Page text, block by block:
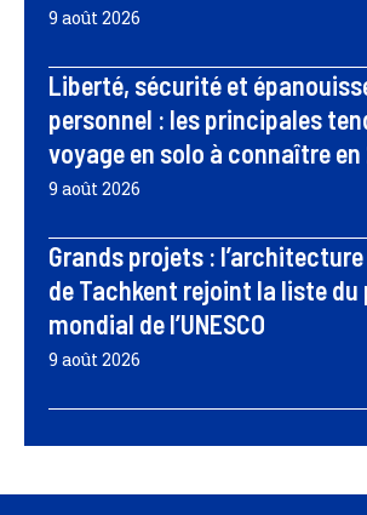
9 août 2026
Liberté, sécurité et
personnel : les principales
voyage en solo à connaître en
9 août 2026
Grands projets :
de Tachkent rejoint la liste
mondial de l’UNESCO
9 août 2026